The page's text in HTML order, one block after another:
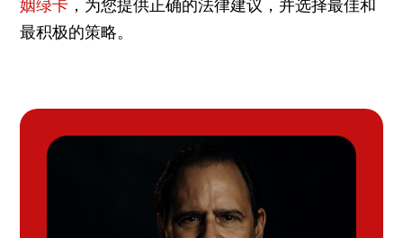
姻绿卡 ，为您提供正确的法律建议，并选择最佳和
最积极的策略。